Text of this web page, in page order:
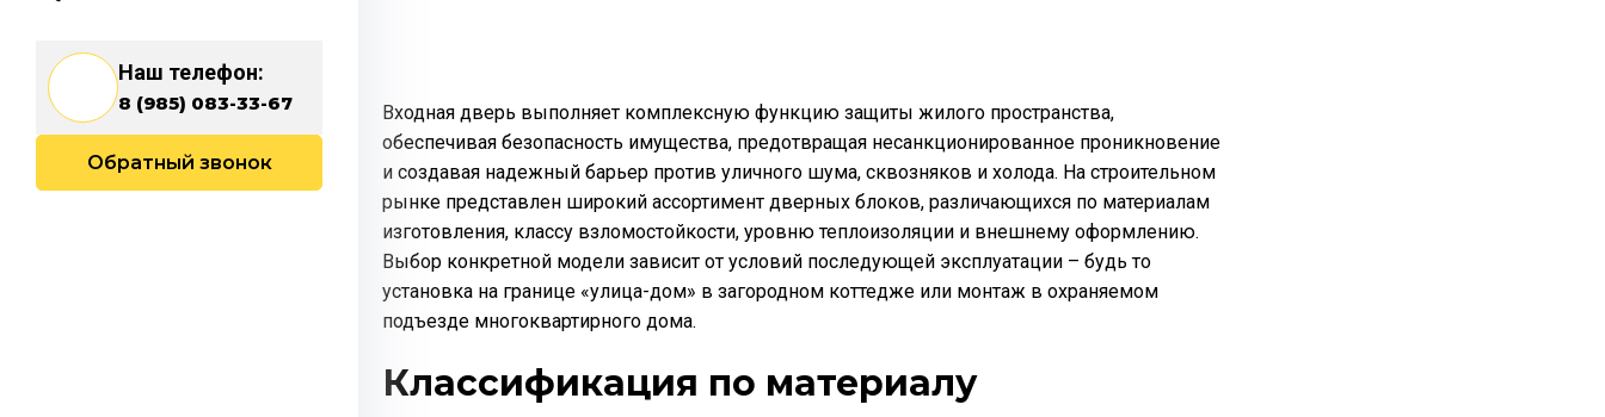
Наш телефон:
8 (985) 083-33-67
Обратный звонок
Входная дверь выполняет комплексную функцию защиты жилого пространства,
обеспечивая безопасность имущества, предотвращая несанкционированное проникновение
и создавая надежный барьер против уличного шума, сквозняков и холода. На строительном
рынке представлен широкий ассортимент дверных блоков, различающихся по материалам
изготовления, классу взломостойкости, уровню теплоизоляции и внешнему оформлению.
Выбор конкретной модели зависит от условий последующей эксплуатации – будь то
установка на границе «улица-дом» в загородном коттедже или монтаж в охраняемом
подъезде многоквартирного дома.
Классификация по материалу